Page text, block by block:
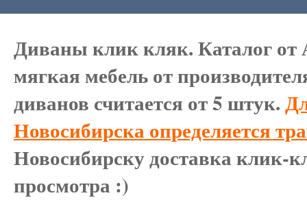
Диваны клик кляк. Каталог
мягкая мебель от
диванов считается от 5 штук.
Новосибирска определяется
Новосибирску доставка клик-
просмотра :)